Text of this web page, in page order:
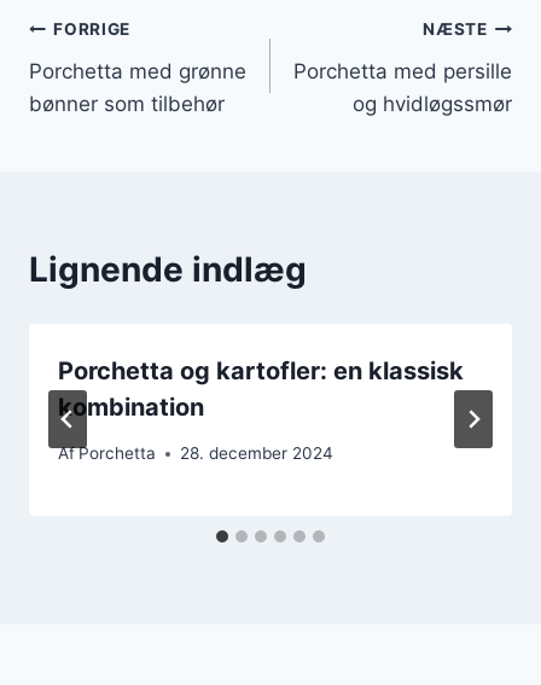
Indlægsnavigation
FORRIGE
Porchetta med grønne
bønner som tilbehør
NÆSTE
Porchetta med persille
og hvidløgssmør
Lignende indlæg
Porchetta og kartofler: en klassisk
kombination
AfPorchetta 28. december 2024